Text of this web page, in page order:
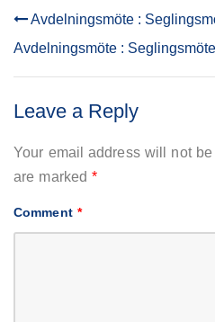
POST
NAVIGATION
Avdelningsmöte :
Avdelningsmöte : Seglingsmöte
Leave a Reply
Your email address will not
are marked*
Comment *